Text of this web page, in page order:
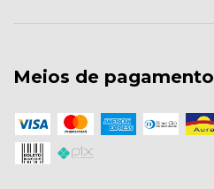
Meios de pagamento